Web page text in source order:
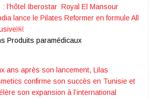
: l’hôtel Iberostar Royal El Mansour
lance le Pilates Reformer en formule All
Produits paramédicaux
ans après son lancement, Lilas
confirme son succès en Tunisie et
son expansion à l’international